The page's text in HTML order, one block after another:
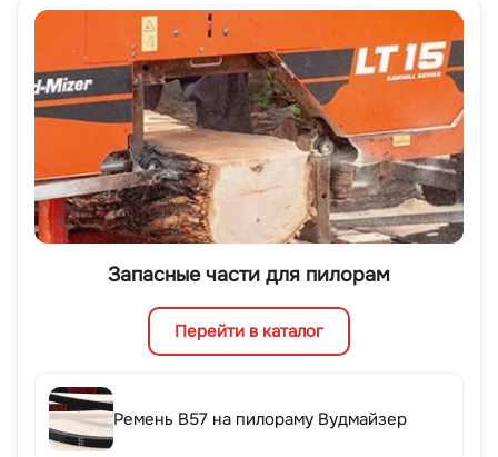
Запасные части для пилорам
Перейти в каталог
Ремень B57 на пилораму Вудмайзер